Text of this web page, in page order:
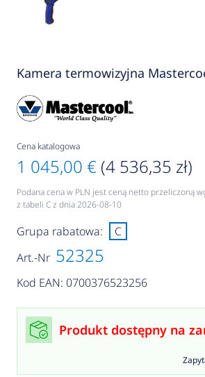
Kamera termowizyjna
Cena katalogowa
1 045,00 € (4 536,35 zł)
Podana cena w PLN jest ceną netto przeliczoną
z tabeli C z dnia 2026-08-10
Art.-Nr 52325
Kod EAN: 0700376523256
Grupa rabatowa: C
Produkt dostępny na